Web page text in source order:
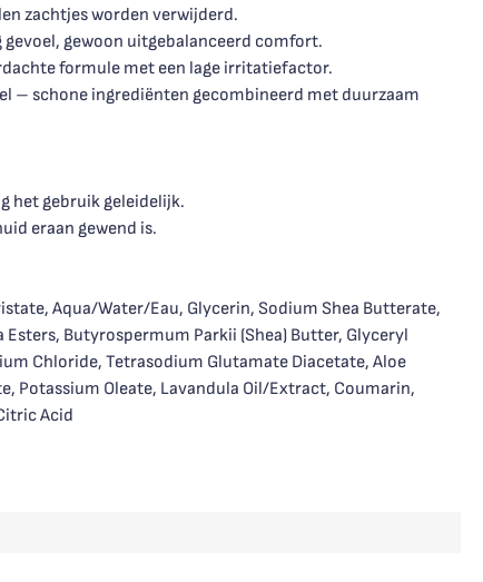
zachtjes worden verwijderd.
gewoon uitgebalanceerd comfort.
formule met een lage irritatiefactor.
– schone ingrediënten gecombineerd met duurzaam
het gebruik geleidelijk.
eraan gewend is.
Aqua/Water/Eau, Glycerin, Sodium Shea Butterate,
Butyrospermum Parkii (Shea) Butter, Glyceryl
Chloride, Tetrasodium Glutamate Diacetate, Aloe
Potassium Oleate, Lavandula Oil/Extract, Coumarin,
Acid